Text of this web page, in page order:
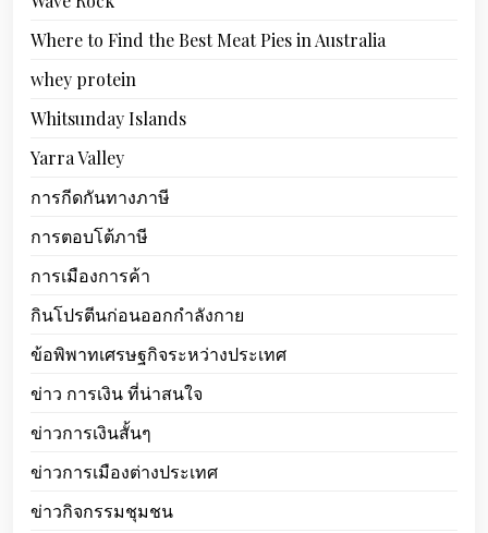
Where to Find the Best Meat Pies in Australia
whey protein
Whitsunday Islands
Yarra Valley
การกีดกันทางภาษี
การตอบโต้ภาษี
การเมืองการค้า
กินโปรตีนก่อนออกกำลังกาย
ข้อพิพาทเศรษฐกิจระหว่างประเทศ
ข่าว การเงิน ที่น่าสนใจ
ข่าวการเงินสั้นๆ
ข่าวการเมืองต่างประเทศ
ข่าวกิจกรรมชุมชน